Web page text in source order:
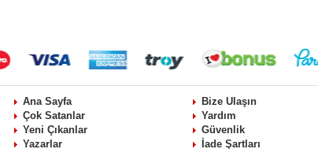
Ana Sayfa
Çok Satanlar
Yeni Çıkanlar
Yazarlar
Bize Ulaşın
Yardım
Güvenlik
İade Şartları